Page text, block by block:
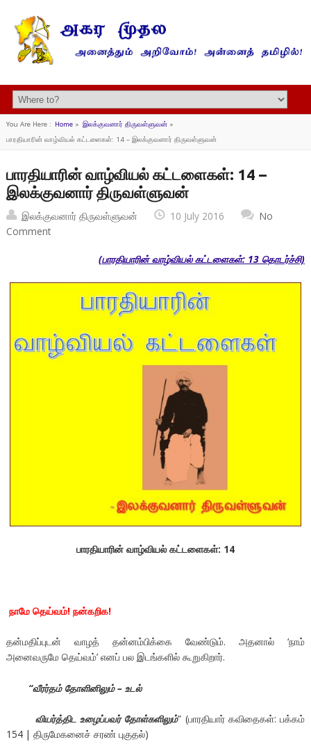
You Are Here : Home» இலக்குவனார் திருவள்ளுவன்»
பாரதியாரின் வாழ்வியல் கட்டளைகள்: 14 – இலக்குவனார் திருவள்ளுவன்
பாரதியாரின் வாழ்வியல் கட்டளைகள்: 14 –
இலக்குவனார் திருவள்ளுவன்
இலக்குவனார் திருவள்ளுவன் 10 July 2016
No
Comment
(பாரதியாரின் வாழ்வியல் கட்டளைகள்: 13 தொடர்ச்சி)
பாரதியாரின் வாழ்வியல் கட்டளைகள்: 14
நாமே தெய்வம்! நன்கறிக!
தன்மதிப்புடன் வாழத் தன்னம்பிக்கை வேண்டும். அதனால் ‘நாம்
அனைவருமே தெய்வம்’ எனப் பல இடங்களில் கூறுகிறார்.
“வீரர்தம் தோளினிலும் – உடல்
வியர்த்திட உழைப்பவர் தோள்களிலும்” (பாரதியார் கவிதைகள்: பக்கம்
154 | திருமேகனைச் சரண் புகுதல்)